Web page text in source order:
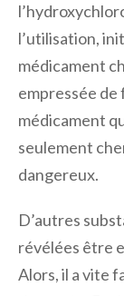
l’utilisation,
médicament
empressée de
médicament
seulement
dangereux.
D’autres
révélées être
Alors, il a vite